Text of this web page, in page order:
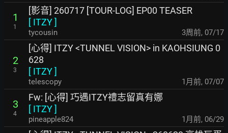
1
1
[影音] 260717 [TOUR-LOG] EP00 TEASER
[ ITZY]
tycousin 3周前, 07/17
2
3
[心得] ITZY <TUNNEL VISION> in KAOHSIUNG 0
628
[ ITZY]
telescopy 1月前, 07/07
3
4
Fw: [心得] 巧遇ITZY禮志留真有娜
[ ITZY]
pineapple824 1月前, 06/29